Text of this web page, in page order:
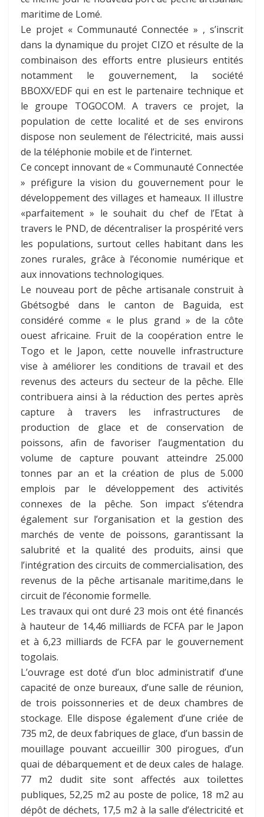
maritime de Lomé.
Le projet « Communauté Connectée » , s’inscrit
dans la dynamique du projet CIZO et résulte de la
combinaison des efforts entre plusieurs entités
notamment le gouvernement, la société
BBOXX/EDF qui en est le partenaire technique et
le groupe TOGOCOM. A travers ce projet, la
population de cette localité et de ses environs
dispose non seulement de l’électricité, mais aussi
de la téléphonie mobile et de l’internet.
Ce concept innovant de « Communauté Connectée
» préfigure la vision du gouvernement pour le
développement des villages et hameaux. Il illustre
«parfaitement » le souhait du chef de l’Etat à
travers le PND, de décentraliser la prospérité vers
les populations, surtout celles habitant dans les
zones rurales, grâce à l’économie numérique et
aux innovations technologiques.
Le nouveau port de pêche artisanale construit à
Gbétsogbé dans le canton de Baguida, est
considéré comme « le plus grand » de la côte
ouest africaine. Fruit de la coopération entre le
Togo et le Japon, cette nouvelle infrastructure
vise à améliorer les conditions de travail et des
revenus des acteurs du secteur de la pêche. Elle
contribuera ainsi à la réduction des pertes après
capture à travers les infrastructures de
production de glace et de conservation de
poissons, afin de favoriser l’augmentation du
volume de capture pouvant atteindre 25.000
tonnes par an et la création de plus de 5.000
emplois par le développement des activités
connexes de la pêche. Son impact s’étendra
également sur l’organisation et la gestion des
marchés de vente de poissons, garantissant la
salubrité et la qualité des produits, ainsi que
l’intégration des circuits de commercialisation, des
revenus de la pêche artisanale maritime,dans le
circuit de l’économie formelle.
Les travaux qui ont duré 23 mois ont été financés
à hauteur de 14,46 milliards de FCFA par le Japon
et à 6,23 milliards de FCFA par le gouvernement
togolais.
L’ouvrage est doté d’un bloc administratif d’une
capacité de onze bureaux, d’une salle de réunion,
de trois poissonneries et de deux chambres de
stockage. Elle dispose également d’une criée de
735 m2, de deux fabriques de glace, d’un bassin de
mouillage pouvant accueillir 300 pirogues, d’un
quai de débarquement et de deux cales de halage.
77 m2 dudit site sont affectés aux toilettes
publiques, 52,25 m2 au poste de police, 18 m2 au
dépôt de déchets, 17,5 m2 à la salle d’électricité et